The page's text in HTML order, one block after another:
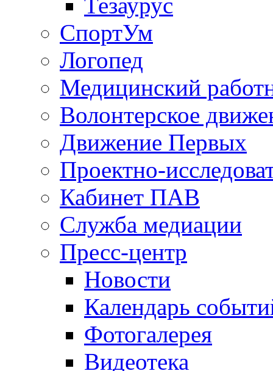
СпортУм
Логопед
Медицинский
Волонтерское
Движение Первых
Проектно-
Кабинет ПАВ
Служба медиации
Пресс-центр
Новости
Календарь
Фотогалерея
Видеотека